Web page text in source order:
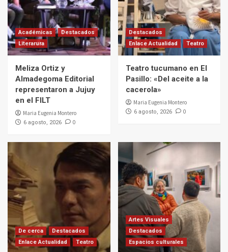
Académicas
Destacados
Literarura
Meliza Ortiz y
Almadegoma Editorial
representaron a Jujuy
en el FILT
Maria Eugenia Montero
6 agosto, 2026 0
Destacados
Enlace Actualidad
Teatro
Teatro tucumano en El
Pasillo: «Del aceite a la
cacerola»
Maria Eugenia Montero
6 agosto, 2026 0
De cerca
Destacados
Enlace Actualidad
Teatro
Artes Visuales
Destacados
Espacios culturales